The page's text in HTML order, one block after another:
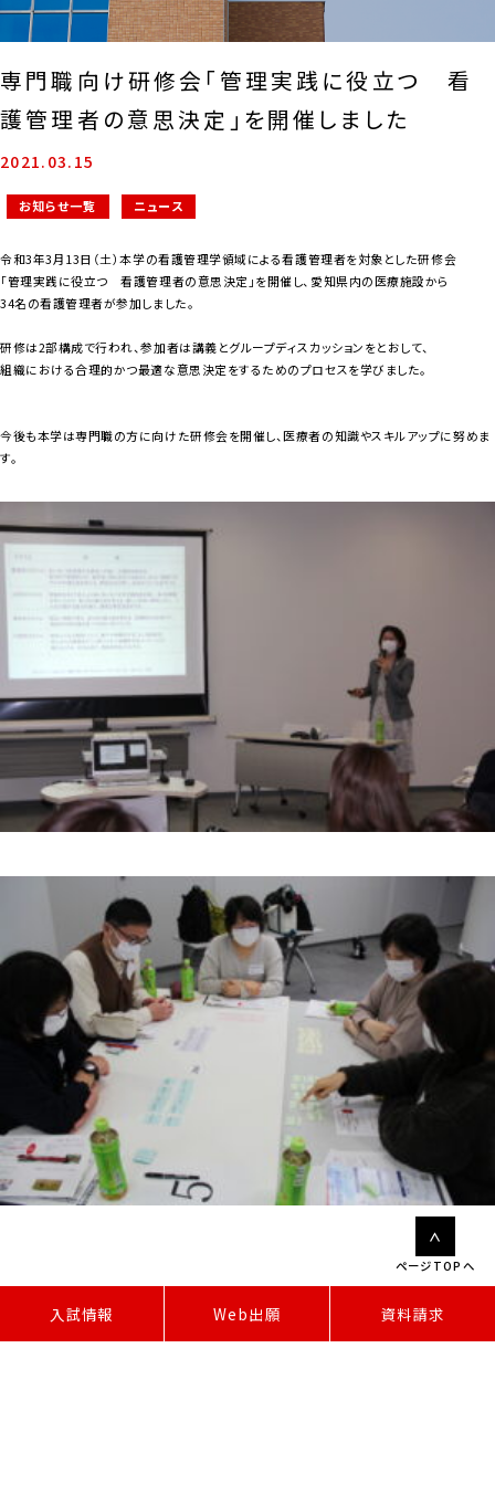
入試情報 Web出願 資料請求
専門職向け研修会「管理実践に役立つ 看
護管理者の意思決定」を開催しました
2021.03.15
お知らせ一覧 ニュース
令和3年3月13日（土）本学の看護管理学領域による看護管理者を対象とした研修会
「管理実践に役立つ 看護管理者の意思決定」を開催し、愛知県内の医療施設から
34名の看護管理者が参加しました。
研修は2部構成で行われ、参加者は講義とグループディスカッションをとおして、
組織における合理的かつ最適な意思決定をするためのプロセスを学びました。
今後も本学は専門職の方に向けた研修会を開催し、医療者の知識やスキルアップに努めま
す。
ページTOPへ